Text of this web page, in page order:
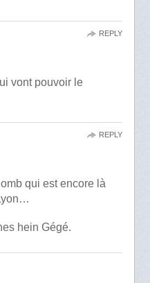
vont pouvoir le
REPLY
qui est encore là
hein Gégé.
REPLY